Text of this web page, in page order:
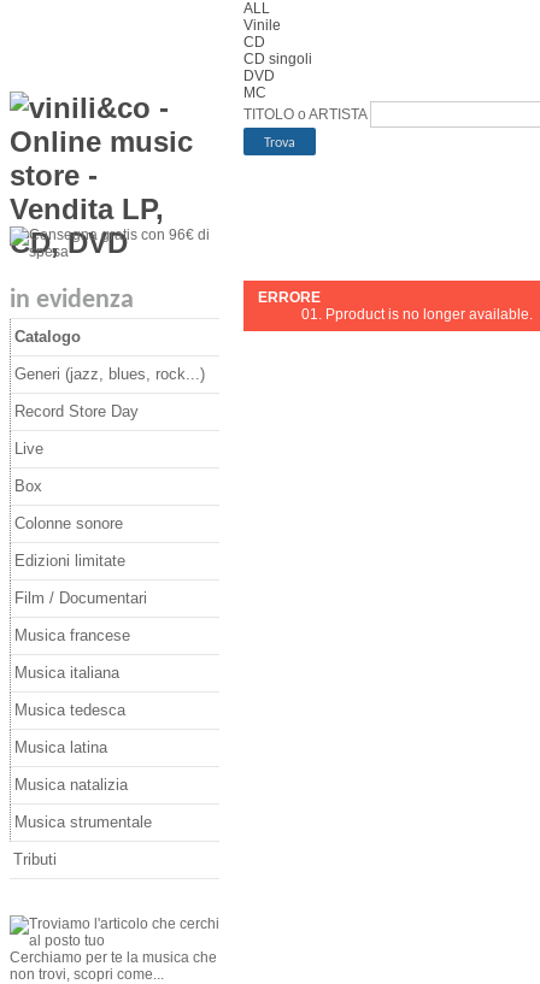
ALL
Vinile
CD
CD singoli
DVD
MC
TITOLO o ARTISTA
in evidenza
Catalogo
Generi (jazz, blues, rock...)
Record Store Day
Live
Box
Colonne sonore
Edizioni limitate
Film / Documentari
Musica francese
Musica italiana
Musica tedesca
Musica latina
Musica natalizia
Musica strumentale
Tributi
Cerchiamo per te la musica che
non trovi, scopri come...
ERRORE
Pproduct is no longer available.